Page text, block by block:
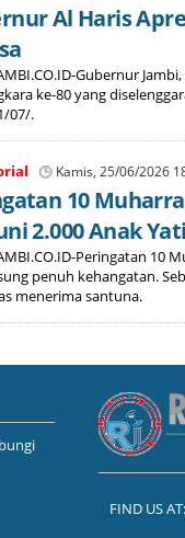
Al Haris
Gubernur
ke-80 yang
07/.
Kamis, 25/06/2026
10
2.000 Anak
Peringatan 10
penuh kehangatan.
menerima santuna.
FIND US AT: